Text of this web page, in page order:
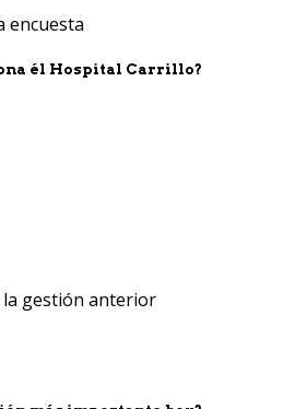
encuesta
él Hospital Carrillo?
la gestión anterior